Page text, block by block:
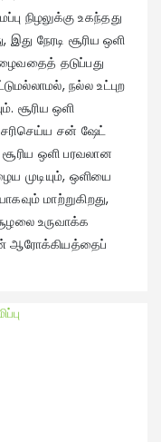
நிழலுக்கு உகந்தது
நேரடி சூரிய ஒளி
தடுப்பது
நல்ல உட்புற
சூரிய ஒளி
சன் ஷேட்
ஒளி பரவலான
முடியும், ஒளியை
மாற்றுகிறது,
உருவாக்க
ஆரோக்கியத்தைப்